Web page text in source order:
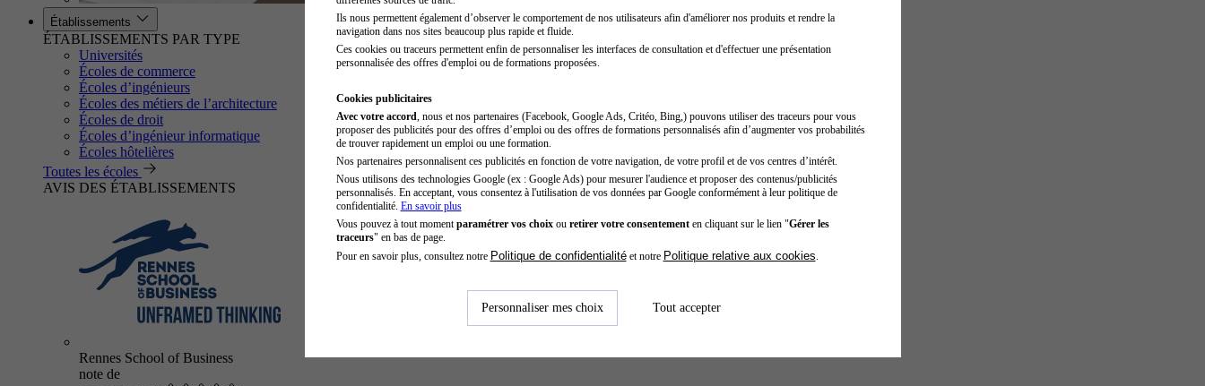
Établissements
ÉTABLISSEMENTS PAR TYPE
Universités
Écoles de commerce
Écoles d’ingénieurs
Écoles des métiers de l’architecture
Écoles de droit
Écoles d’ingénieur informatique
Écoles hôtelières
Toutes les écoles
AVIS DES ÉTABLISSEMENTS
Rennes School of Business
note de
Ils nous permettent également d’observer le comportement de nos utilisateurs afin d'améliorer nos produits et rendre la
navigation dans nos sites beaucoup plus rapide et fluide.
Ces cookies ou traceurs permettent enfin de personnaliser les interfaces de consultation et d'effectuer une présentation
personnalisée des offres d'emploi ou de formations proposées.
Cookies publicitaires
Avec votre accord , nous et nos partenaires (Facebook, Google Ads, Critéo, Bing,) pouvons utiliser des traceurs pour vous
proposer des publicités pour des offres d’emploi ou des offres de formations personnalisés afin d’augmenter vos probabilités
de trouver rapidement un emploi ou une formation.
Nos partenaires personnalisent ces publicités en fonction de votre navigation, de votre profil et de vos centres d’intérêt.
Nous utilisons des technologies Google (ex : Google Ads) pour mesurer l'audience et proposer des contenus/publicités
personnalisés. En acceptant, vous consentez à l'utilisation de vos données par Google conformément à leur politique de
confidentialité. En savoir plus
Vous pouvez à tout moment paramétrer vos choixou retirer votre consentementen cliquant sur le lien "Gérer les
traceurs" en bas de page.
Pour en savoir plus, consultez notre Politique de confidentialitéet notre Politique relative aux cookies
Personnaliser mes choix Tout accepter